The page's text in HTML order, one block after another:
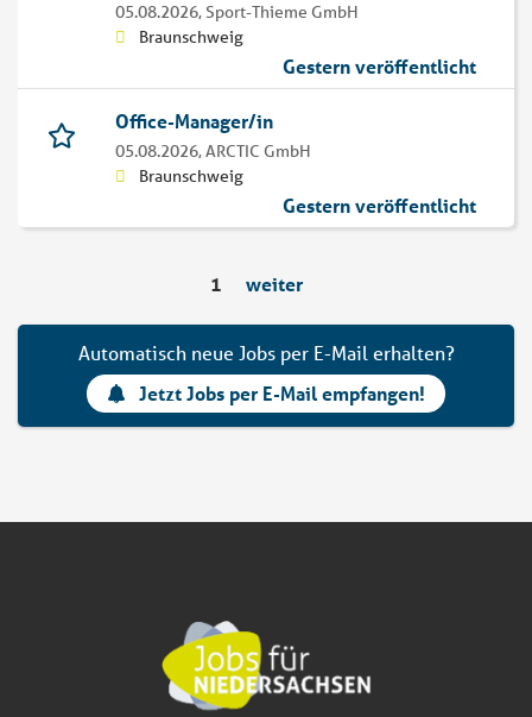
05.08.2026,Sport-Thieme GmbH
Braunschweig
Gestern veröffentlicht
Office-Manager/in
05.08.2026,ARCTIC GmbH
Braunschweig
Gestern veröffentlicht
1 weiter
Automatisch neue Jobs per E-Mail erhalten?
Jetzt Jobs per E-Mail empfangen!